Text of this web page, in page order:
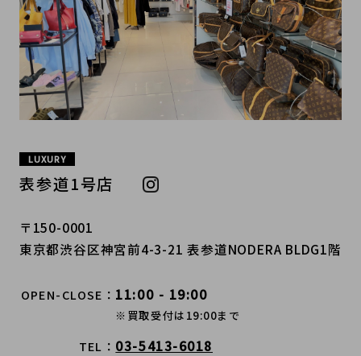
LUXURY
表参道1号店
〒150-0001
東京都渋谷区神宮前4-3-21 表参道NODERA BLDG1階
OPEN-CLOSE 11:00 - 19:00
※買取受付は19:00まで
TEL 03-5413-6018